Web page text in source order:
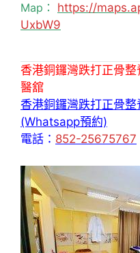
Map： https://
UxbW9
香港銅鑼灣跌打正骨
醫舘
香港銅鑼灣跌打正骨
(Whatsapp預約)
電話： 852-25675767